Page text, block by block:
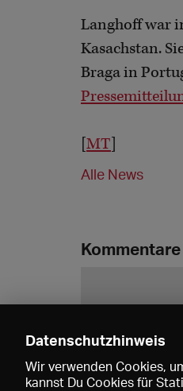
Langhoff war
Kasachstan.
Braga in
MT
Alle News
Kommentare
Datenschutzhinweis
Wir verwenden Cookies,
kannst Du Cookies für